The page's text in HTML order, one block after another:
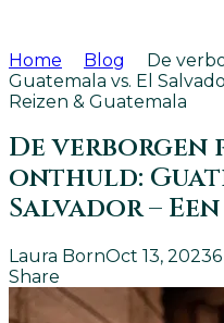
Home Blog
De
Guatemala vs. El
Reizen & Guatemala
De verborgen
onthuld:
Salvador –
Laura BornOct 13, 20236
Share